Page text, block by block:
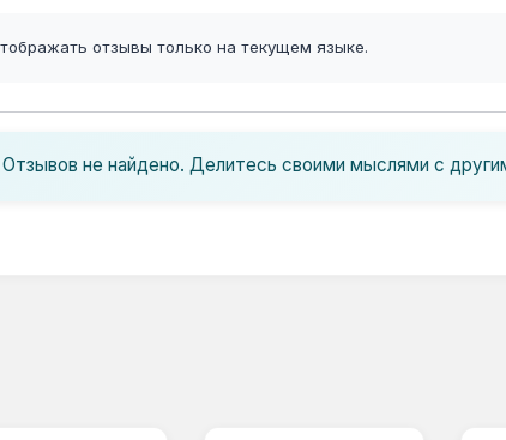
отзывы только на текущем языке.
Отзывов не найдено. Делитесь своими мыслями с